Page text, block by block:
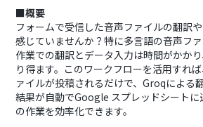
■概要
フォームで受信した音声ファイルの翻訳
感じていませんか？特に多言語の音声フ
作業での翻訳とデータ入力は時間がかか
り得ます。このワークフローを活用すれ
ァイルが投稿されるだけで、Groqによる
結果が自動でGoogle スプレッドシート
の作業を効率化できます。